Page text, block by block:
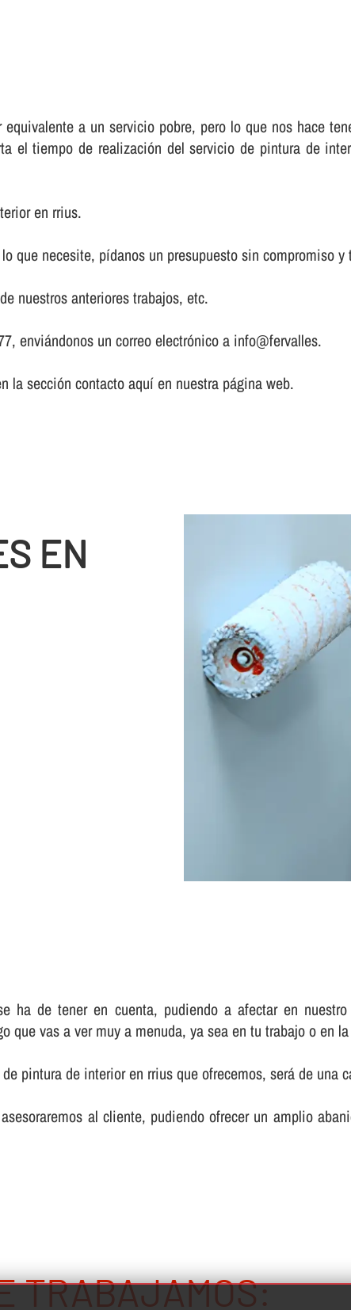
a un servicio pobre, pero lo que nos hace
el tiempo de realización del servicio de pintura de
en rrius.
que necesite, pí­danos un presupuesto sin compromiso
nuestros anteriores trabajos, etc.
enviándonos un correo electrónico a info@fervalles.
la sección contacto aquí­ en nuestra página web.
EN
de tener en cuenta, pudiendo a afectar en
vas a ver muy a menuda, ya sea en tu trabajo o en
pintura de interior en rrius que ofrecemos, será de una
al cliente, pudiendo ofrecer un amplio
TRABAJAMOS: